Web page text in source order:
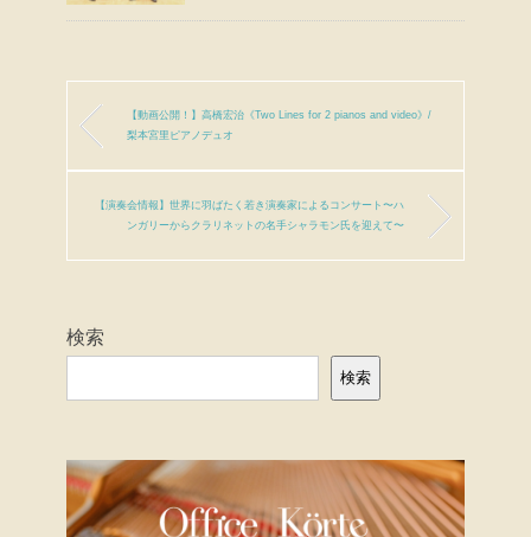
【動画公開！】高橋宏治《Two Lines for 2 pianos and video》/
梨本宮里ピアノデュオ
【演奏会情報】世界に羽ばたく若き演奏家によるコンサート〜ハ
ンガリーからクラリネットの名手シャラモン氏を迎えて〜
検索
検索